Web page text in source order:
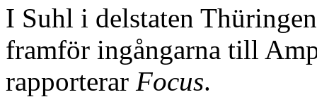
I Suhl i delstaten
framför ingångarna till
rapporterar Focus.